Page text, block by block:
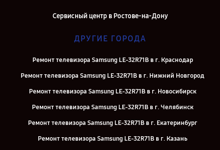
Сервисный центр в Ростове-на-Дону
ДРУГИЕ ГОРОДА
Ремонт телевизора Samsung LE-32R71B в г. Краснодар
Ремонт телевизора Samsung LE-32R71B в г. Нижний Новгород
Ремонт телевизора Samsung LE-32R71B в г. Новосибирск
Ремонт телевизора Samsung LE-32R71B в г. Челябинск
Ремонт телевизора Samsung LE-32R71B в г. Екатеринбург
Ремонт телевизора Samsung LE-32R71B в г. Казань